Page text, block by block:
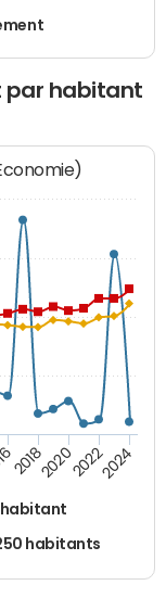
par habitant
habitant
habitants
2018202020222024